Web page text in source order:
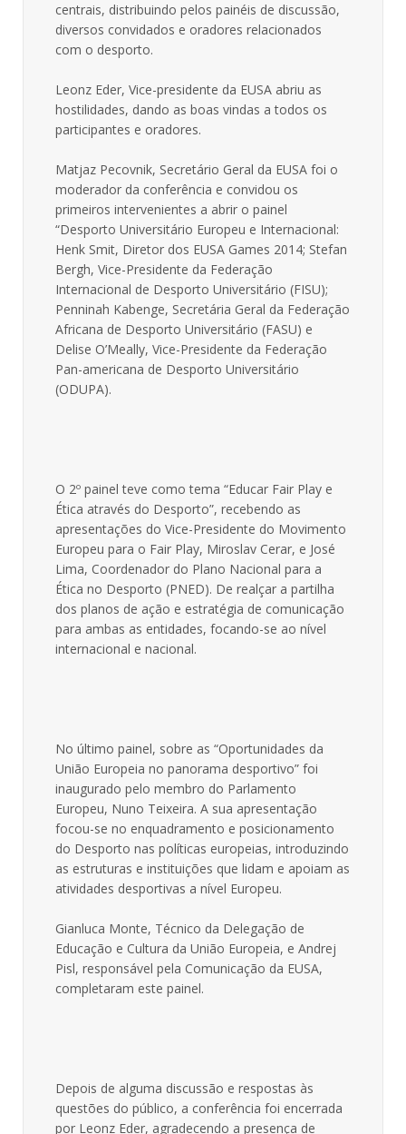
centrais, distribuindo pelos painéis de discussão,
diversos convidados e oradores relacionados
com o desporto.
Leonz Eder, Vice-presidente da EUSA abriu as
hostilidades, dando as boas vindas a todos os
participantes e oradores.
Matjaz Pecovnik, Secretário Geral da EUSA foi o
moderador da conferência e convidou os
primeiros intervenientes a abrir o painel
“Desporto Universitário Europeu e Internacional:
Henk Smit, Diretor dos EUSA Games 2014; Stefan
Bergh, Vice-Presidente da Federação
Internacional de Desporto Universitário (FISU);
Penninah Kabenge, Secretária Geral da Federação
Africana de Desporto Universitário (FASU) e
Delise O’Meally, Vice-Presidente da Federação
Pan-americana de Desporto Universitário
(ODUPA).
O 2º painel teve como tema “Educar Fair Play e
Ética através do Desporto”, recebendo as
apresentações do Vice-Presidente do Movimento
Europeu para o Fair Play, Miroslav Cerar, e José
Lima, Coordenador do Plano Nacional para a
Ética no Desporto (PNED). De realçar a partilha
dos planos de ação e estratégia de comunicação
para ambas as entidades, focando-se ao nível
internacional e nacional.
No último painel, sobre as “Oportunidades da
União Europeia no panorama desportivo” foi
inaugurado pelo membro do Parlamento
Europeu, Nuno Teixeira. A sua apresentação
focou-se no enquadramento e posicionamento
do Desporto nas políticas europeias, introduzindo
as estruturas e instituições que lidam e apoiam as
atividades desportivas a nível Europeu.
Gianluca Monte, Técnico da Delegação de
Educação e Cultura da União Europeia, e Andrej
Pisl, responsável pela Comunicação da EUSA,
completaram este painel.
Depois de alguma discussão e respostas às
questões do público, a conferência foi encerrada
por Leonz Eder, agradecendo a presença de